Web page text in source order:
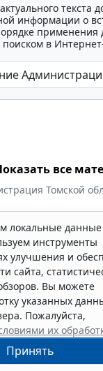
текста
информации о
применения
поиском в
все
Томской
локальные данные
инструменты
улучшения и
сайта,
Вы можете
указанных
Пожалуйста,
их
Принять
СЕРВИС", 2026.
года. Компания
Российской
в
службой по